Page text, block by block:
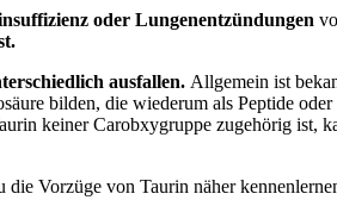
oder Lungenentzündungen
ausfallen. Allgemein ist
bilden, die wiederum als Peptide
keiner Carobxygruppe zugehörig ist,
Vorzüge von Taurin näher